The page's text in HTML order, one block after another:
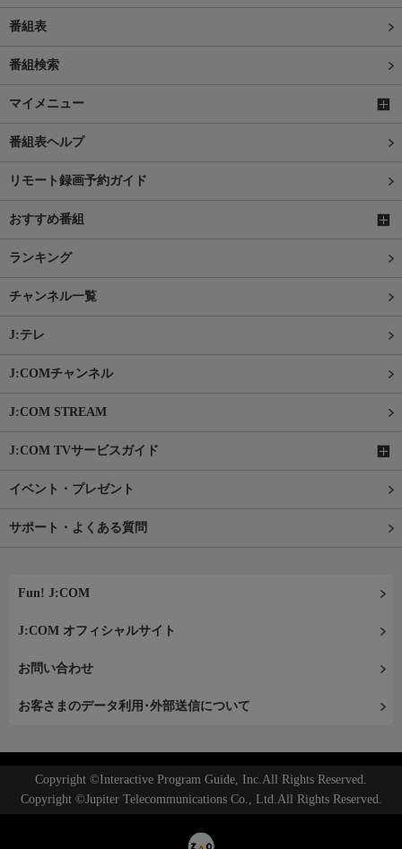
番組表
番組検索
マイメニュー
番組表ヘルプ
リモート録画予約ガイド
おすすめ番組
ランキング
チャンネル一覧
J:テレ
J:COMチャンネル
J:COM STREAM
J:COM TVサービスガイド
イベント・プレゼント
サポート・よくある質問
Fun! J:COM
J:COM オフィシャルサイト
お問い合わせ
お客さまのデータ利用･外部送信について
Copyright ©Interactive Program Guide, Inc.All Rights Reserved.
Copyright ©Jupiter Telecommunications Co., Ltd.All Rights Reserved.